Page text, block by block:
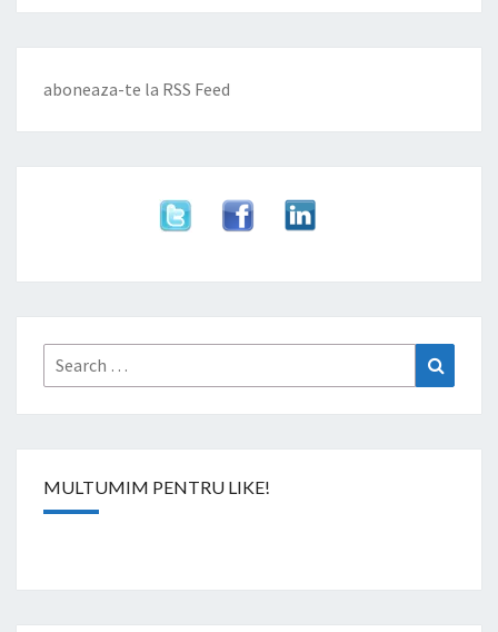
aboneaza-te la RSS Feed
Search
for:
MULTUMIM PENTRU LIKE!